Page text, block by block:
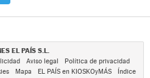
EL PAÍS S.L.
Aviso legal
Política de privacidad
Mapa EL PAÍS en KIOSKOyMÁS Índice